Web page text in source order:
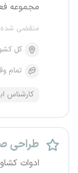
مجموعه
منقضی شده
کل
تمام
کارشناس
طراحی
ادوات